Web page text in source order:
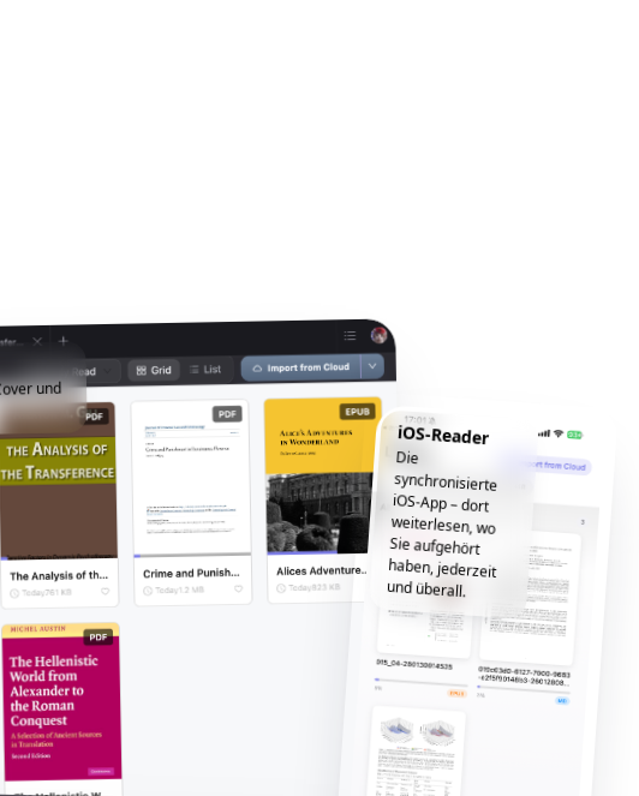
und
iOS-Reader
Die
synchronisierte
iOS-App – dort
weiterlesen, wo
Sie aufgehört
haben, jederzeit
und überall.